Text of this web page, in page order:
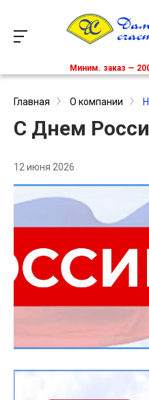
Миним. заказ —
Главная О компании
С Днем
12 июня 2026